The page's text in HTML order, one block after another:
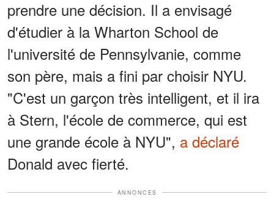
prendre une décision. Il a envisagé
d'étudier à la Wharton School de
l'université de Pennsylvanie, comme
son père, mais a fini par choisir NYU.
"C'est un garçon très intelligent, et il ira
à Stern, l'école de commerce, qui est
une grande école à NYU", a déclaré
Donald avec fierté.
ANNONCES